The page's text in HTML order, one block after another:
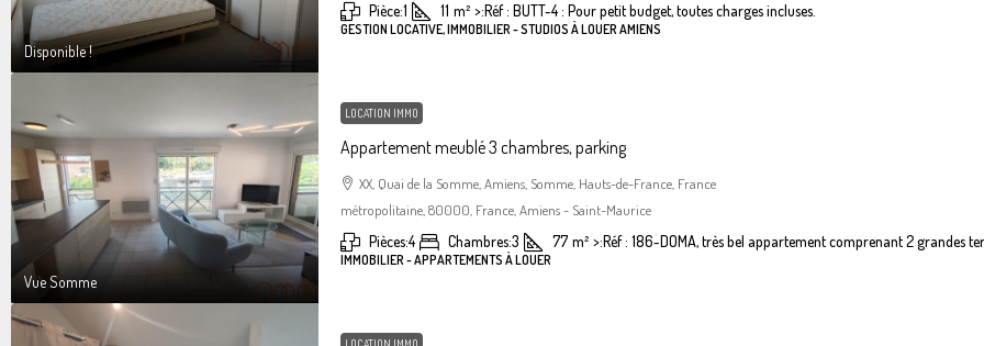
Disponible !
Pièce:1 11 m² >:Réf : BUTT-4 : Pour petit budget, toutes charges incluses.
GESTION LOCATIVE, IMMOBILIER - STUDIOS À LOUER AMIENS
Vue Somme
LOCATION IMMO
Appartement meublé 3 chambres, parking
XX, Quai de la Somme, Amiens, Somme, Hauts-de-France, France
métropolitaine, 80000, France, Amiens - Saint-Maurice
Pièces:4 Chambres:3 77 m² >:Réf : 186-DOMA, très bel appartement comprenant 2 grandes
IMMOBILIER - APPARTEMENTS À LOUER